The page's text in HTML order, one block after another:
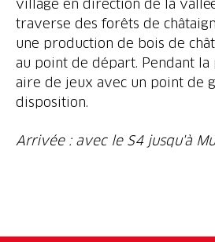
village en direction de la
traverse des forêts de
une production de bois de
au point de départ. Pendant la
aire de jeux avec un point de
disposition.
Arrivée : avec le S4 jusqu'à